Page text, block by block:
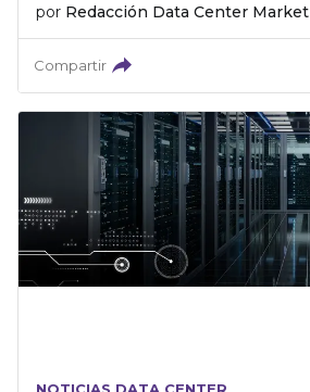
por Redacción Data Center Market
Compartir